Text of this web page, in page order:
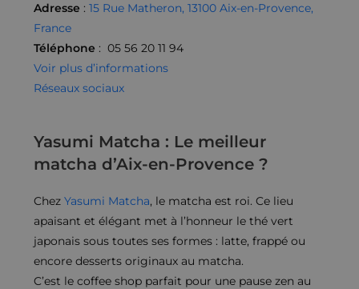
Adresse :15 Rue Matheron, 13100 Aix-en-Provence,
France
Téléphone : 05 56 20 11 94
Voir plus d’informations
Réseaux sociaux
Yasumi Matcha : Le meilleur
matcha d’Aix-en-Provence ?
ChezYasumi Matcha, le matcha est roi. Ce lieu
apaisant et élégant met à l’honneur le thé vert
japonais sous toutes ses formes : latte, frappé ou
encore desserts originaux au matcha.
C’est le coffee shop parfait pour une pause zen au